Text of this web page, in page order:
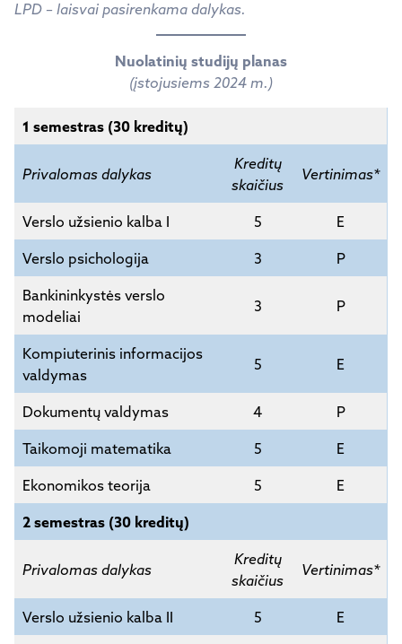
LPD – laisvai pasirenkama dalykas.
Nuolatinių studijų planas
(įstojusiems 2024 m.)
1 semestras (30 kreditų)
Privalomas dalykas
Kreditų
skaičius
Vertinimas*
Verslo užsienio kalba I 5 E
Verslo psichologija 3 P
Bankininkystės verslo
modeliai
3 P
Kompiuterinis informacijos
valdymas
5 E
Dokumentų valdymas 4 P
Taikomoji matematika 5 E
Ekonomikos teorija 5 E
2 semestras (30 kreditų)
Privalomas dalykas
Kreditų
skaičius
Vertinimas*
Verslo užsienio kalba II 5 E